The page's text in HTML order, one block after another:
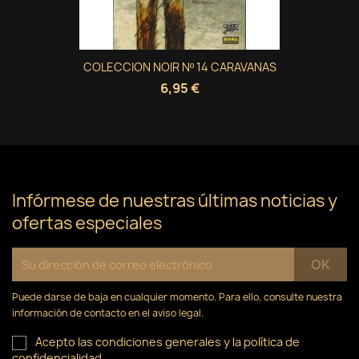
COLECCION NOIR Nº 14 CARAVANAS
6,95 €
Infórmese de nuestras últimas noticias y
ofertas especiales
Puede darse de baja en cualquier momento. Para ello, consulte nuestra
información de contacto en el aviso legal.
Acepto las condiciones generales y la política de